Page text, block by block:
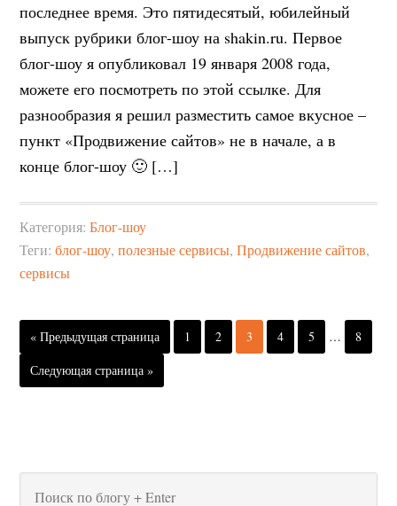
последнее время. Это пятидесятый, юбилейный
выпуск рубрики блог-шоу на shakin.ru. Первое
блог-шоу я опубликовал 19 января 2008 года,
можете его посмотреть по этой ссылке. Для
разнообразия я решил разместить самое вкусное –
пункт «Продвижение сайтов» не в начале, а в
конце блог-шоу 🙂 […]
Категория:Блог-шоу
Теги:блог-шоу,полезные сервисы,Продвижение сайтов,
сервисы
« Предыдущая страница 1 2 3 4 5 …
8
Следующая страница »